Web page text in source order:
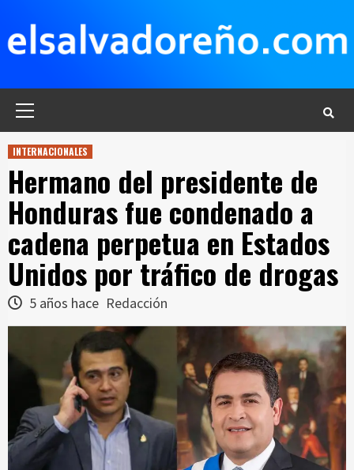
contenido
INTERNACIONALES
Hermano del presidente de
Honduras fue condenado a
cadena perpetua en Estados
Unidos por tráfico de drogas
5 años hace Redacción